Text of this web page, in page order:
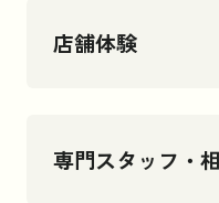
店舗体験
専門スタッフ・